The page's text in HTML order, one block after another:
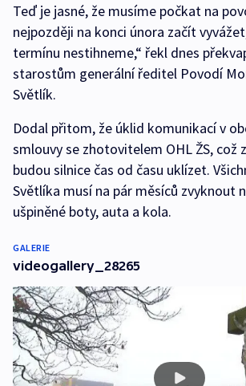
Teď je jasné, že musíme počkat na
nejpozději na konci února začít
termínu nestihneme,“ řekl dnes
starostům generální ředitel Povodí
Světlík.
Dodal přitom, že úklid komunikací v
smlouvy se zhotovitelem OHL ŽS, což
budou silnice čas od času uklízet.
Světlíka musí na pár měsíců zvyknout
ušpiněné boty, auta a kola.
GALERIE
videogallery_28265